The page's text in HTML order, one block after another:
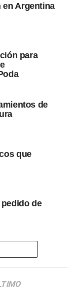
en Argentina
para
de
que
de